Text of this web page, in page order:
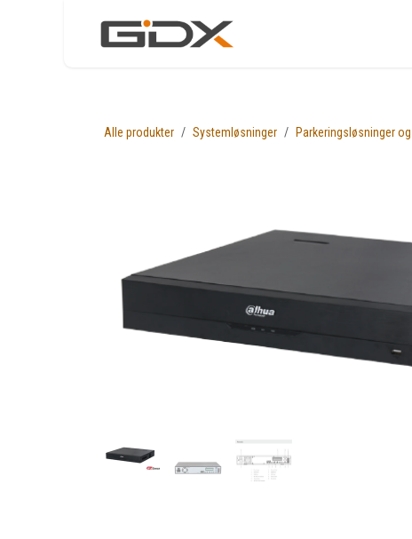
Alle produkter Systemløsninger Parkeringsløsninger